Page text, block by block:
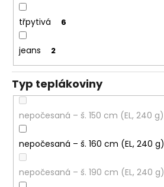
třpytivá 6
jeans 2
Typ teplákoviny
nepočesaná – š. 150 cm (EL, 240 g)
nepočesaná – š. 160 cm (EL, 240 g)
nepočesaná – š. 190 cm (EL, 240 g)